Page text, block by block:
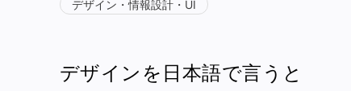
デザイン・情報設計・UI
デザインを日本語で言うと